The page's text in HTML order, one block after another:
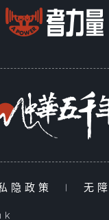
隐政策 | 无